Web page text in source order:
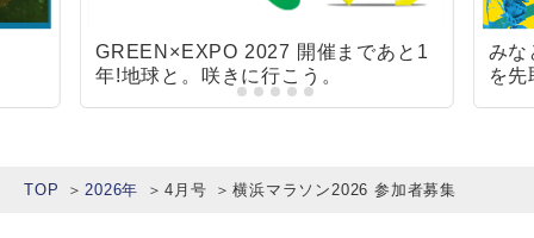
GREEN×EXPO 2027 開催まであと1
年!地球と。咲きに行こう。
みな
を
TOP 2026年 4月号 横浜マラソン2026 参加者募集